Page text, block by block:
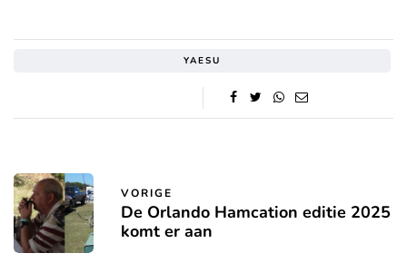
YAESU
VORIGE
De Orlando Hamcation editie 2025
komt er aan